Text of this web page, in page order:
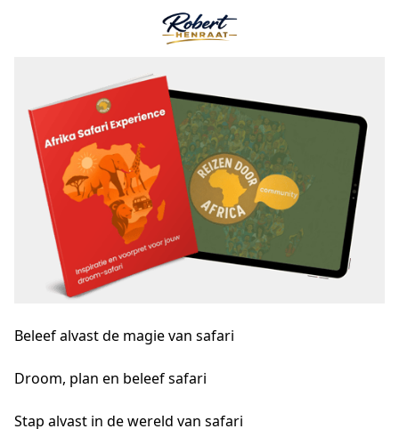
Beleef alvast de magievan safari
Droom, plan en beleef safari
Stap alvast in de wereld van safari